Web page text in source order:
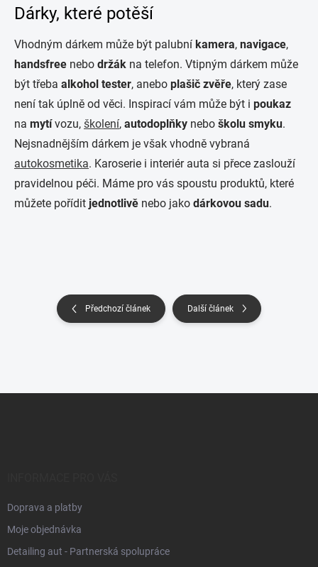
Dárky, které potěší
Vhodným dárkem může být palubní kamera, navigace,
handsfree nebo držák na telefon. Vtipným dárkem může
být třeba alkohol tester, anebo plašič zvěře, který zase
není tak úplně od věci. Inspirací vám může být i poukaz
na mytívozu, školení, autodoplňky nebo školu smyku.
Nejsnadnějším dárkem je však vhodně vybraná
autokosmetika. Karoserie i interiér auta si přece zaslouží
pravidelnou péči. Máme pro vás spoustu produktů, které
můžete pořídit jednotlivě nebo jako dárkovou sadu.
Předchozí článek Další článek
Doprava a platby
Moje objednávka
Detailing aut - Partnerská spolupráce